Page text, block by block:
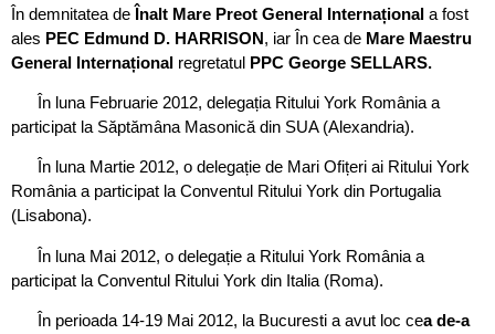
În demnitatea de Înalt Mare Preot General Internațional a fost
ales PEC Edmund D. HARRISON, iar În cea de Mare Maestru
General Internațional regretatul PPC George SELLARS.
În luna Februarie 2012, delegația Ritului York România a
participat la Săptămâna Masonică din SUA (Alexandria).
În luna Martie 2012, o delegație de Mari Ofițeri ai Ritului York
România a participat la Conventul Ritului York din Portugalia
(Lisabona).
În luna Mai 2012, o delegație a Ritului York România a
participat la Conventul Ritului York din Italia (Roma).
În perioada 14-19 Mai 2012, la Bucuresti a avut loc cea de-a